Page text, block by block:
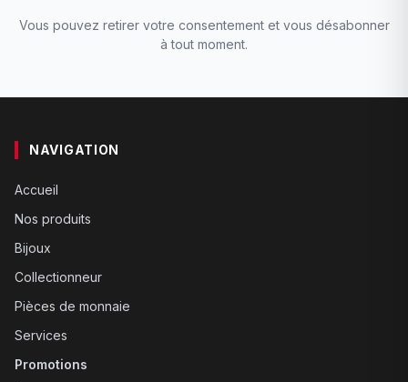
Vous pouvez retirer votre consentement et vous désabonner
à tout moment.
NAVIGATION
Accueil
Nos produits
Bijoux
Collectionneur
Pièces de monnaie
Services
Promotions